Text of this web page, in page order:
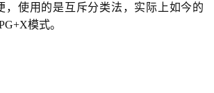
，使用的是互斥分类法，实际上如今的
模式。